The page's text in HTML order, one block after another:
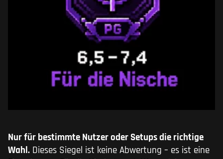
Nur für bestimmte Nutzer oder Setups die richtige
Wahl. Dieses Siegel ist keine Abwertung – es ist eine